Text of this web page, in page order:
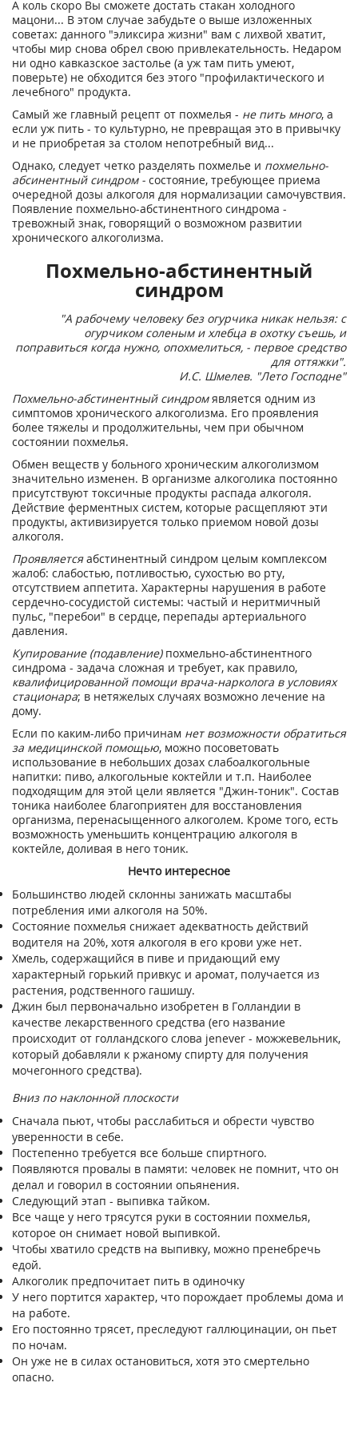
А коль скоро Вы сможете достать стакан холодного
мацони... В этом случае забудьте о выше изложенных
советах: данного "эликсира жизни" вам с лихвой хватит,
чтобы мир снова обрел свою привлекательность. Недаром
ни одно кавказское застолье (а уж там пить умеют,
поверьте) не обходится без этого "профилактического и
лечебного" продукта.
Самый же главный рецепт от похмелья - не пить много, а
если уж пить - то культурно, не превращая это в привычку
и не приобретая за столом непотребный вид...
Однако, следует четко разделять похмелье и похмельно-
абсинентный синдром - состояние, требующее приема
очередной дозы алкоголя для нормализации самочувствия.
Появление похмельно-абстинентного синдрома -
тревожный знак, говорящий о возможном развитии
хронического алкоголизма.
Похмельно-абстинентный
синдром
"А рабочему человеку без огурчика никак нельзя: с
огурчиком соленым и хлебца в охотку съешь, и
поправиться когда нужно, опохмелиться, - первое средство
для оттяжки".
И.С. Шмелев. "Лето Господне"
Похмельно-абстинентный синдромявляется одним из
симптомов хронического алкоголизма. Его проявления
более тяжелы и продолжительны, чем при обычном
состоянии похмелья.
Обмен веществ у больного хроническим алкоголизмом
значительно изменен. В организме алкоголика постоянно
присутствуют токсичные продукты распада алкоголя.
Действие ферментных систем, которые расщепляют эти
продукты, активизируется только приемом новой дозы
алкоголя.
Проявляетсяабстинентный синдром целым комплексом
жалоб: слабостью, потливостью, сухостью во рту,
отсутствием аппетита. Характерны нарушения в работе
сердечно-сосудистой системы: частый и неритмичный
пульс, "перебои" в сердце, перепады артериального
давления.
Купирование (подавление)похмельно-абстинентного
синдрома - задача сложная и требует, как правило,
квалифицированной помощи врача-нарколога в условиях
стационара; в нетяжелых случаях возможно лечение на
дому.
Если по каким-либо причинам нет возможности обратиться
за медицинской помощью, можно посоветовать
использование в небольших дозах слабоалкогольные
напитки: пиво, алкогольные коктейли и т.п. Наиболее
подходящим для этой цели является "Джин-тоник". Состав
тоника наиболее благоприятен для восстановления
организма, перенасыщенного алкоголем. Кроме того, есть
возможность уменьшить концентрацию алкоголя в
коктейле, доливая в него тоник.
Нечто интересное
Большинство людей склонны занижать масштабы
потребления ими алкоголя на 50%.
Состояние похмелья снижает адекватность действий
водителя на 20%, хотя алкоголя в его крови уже нет.
Хмель, содержащийся в пиве и придающий ему
характерный горький привкус и аромат, получается из
растения, родственного гашишу.
Джин был первоначально изобретен в Голландии в
качестве лекарственного средства (его название
происходит от голландского слова jenever - можжевельник,
который добавляли к ржаному спирту для получения
мочегонного средства).
Вниз по наклонной плоскости
Сначала пьют, чтобы расслабиться и обрести чувство
уверенности в себе.
Постепенно требуется все больше спиртного.
Появляются провалы в памяти: человек не помнит, что он
делал и говорил в состоянии опьянения.
Следующий этап - выпивка тайком.
Все чаще у него трясутся руки в состоянии похмелья,
которое он снимает новой выпивкой.
Чтобы хватило средств на выпивку, можно пренебречь
едой.
Алкоголик предпочитает пить в одиночку
У него портится характер, что порождает проблемы дома и
на работе.
Его постоянно трясет, преследуют галлюцинации, он пьет
по ночам.
Он уже не в силах остановиться, хотя это смертельно
опасно.